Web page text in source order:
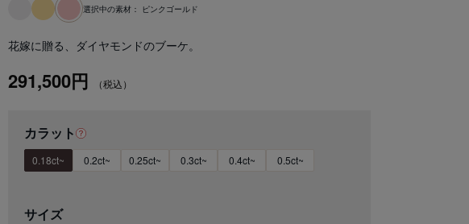
選択中の素材： ピンクゴールド
花嫁に贈る、ダイヤモンドのブーケ。
291,500円
カラット
0.18ct~ 0.2ct~ 0.25ct~ 0.3ct~ 0.4ct~ 0.5ct~
サイズ